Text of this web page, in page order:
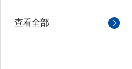
查看全部